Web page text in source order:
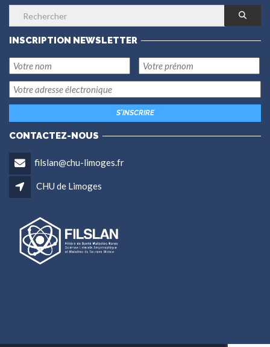
INSCRIPTION NEWSLETTER
CONTACTEZ-NOUS
filslan@chu-limoges.fr
CHU de Limoges